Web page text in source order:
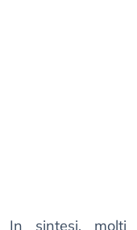
In sintesi, molti